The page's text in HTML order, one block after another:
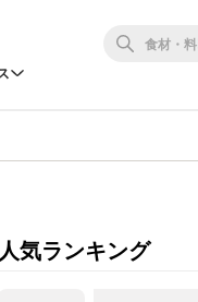
人気ランキング